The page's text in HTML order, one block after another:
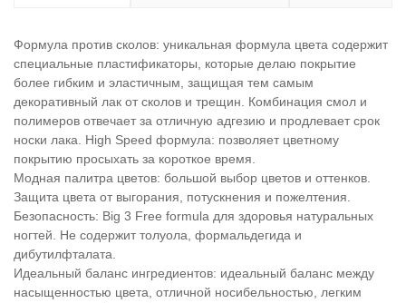
Формула против сколов: уникальная формула цвета содержит
специальные пластификаторы, которые делаю покрытие
более гибким и эластичным, защищая тем самым
декоративный лак от сколов и трещин. Комбинация смол и
полимеров отвечает за отличную адгезию и продлевает срок
носки лака. High Speed формула: позволяет цветному
покрытию просыхать за короткое время.
Модная палитра цветов: большой выбор цветов и оттенков.
Защита цвета от выгорания, потускнения и пожелтения.
Безопасность: Big 3 Free formula для здоровья натуральных
ногтей. Не содержит толуола, формальдегида и
дибутилфталата.
Идеальный баланс ингредиентов: идеальный баланс между
насыщенностью цвета, отличной носибельностью, легким